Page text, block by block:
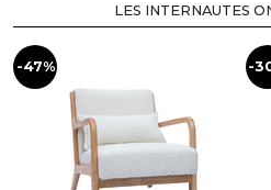
LES INTERNAUTES
-47% -